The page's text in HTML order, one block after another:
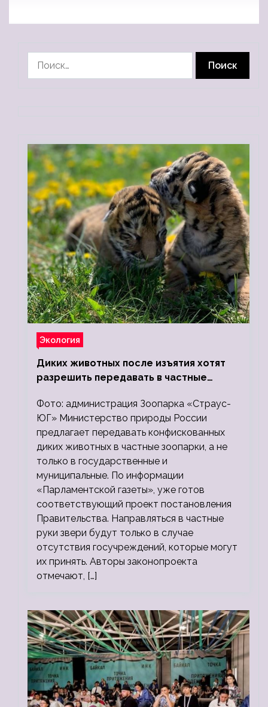
Экология
Диких животных после изъятия хотят
разрешить передавать в частные
Фото: администрация Зоопарка «Страус-
ЮГ» Министерство природы России
предлагает передавать конфискованных
диких животных в частные зоопарки, а не
только в государственные и
муниципальные. По информации
«Парламентской газеты», уже готов
соответствующий проект постановления
Правительства. Направляться в частные
руки звери будут только в случае
отсутствия госучреждений, которые могут
их принять. Авторы законопроекта
отмечают, […]